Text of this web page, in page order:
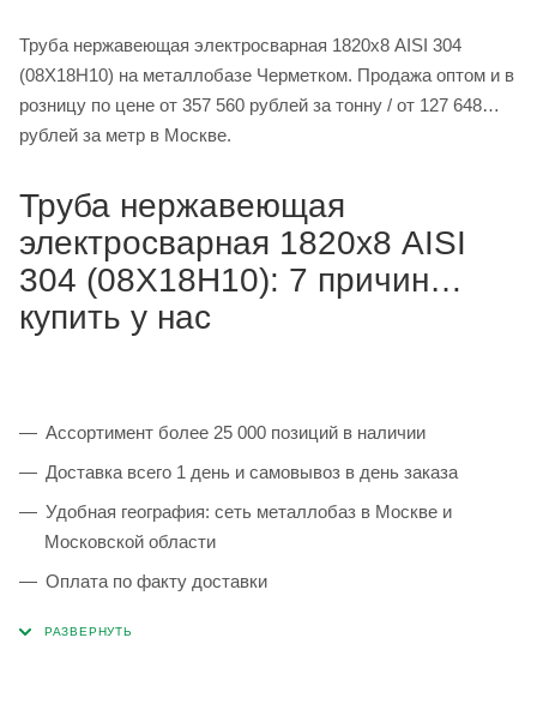
Труба нержавеющая электросварная 1820х8 AISI 304
(08Х18Н10) на металлобазе Черметком. Продажа оптом и в
розницу по цене от 357 560 рублей за тонну / от 127 648
рублей за метр в Москве.
Труба нержавеющая
электросварная 1820х8 AISI
304 (08Х18Н10): 7 причин
купить у нас
Ассортимент более 25 000 позиций в наличии
Доставка всего 1 день и самовывоз в день заказа
Удобная география: сеть металлобаз в Москве и
Московской области
Оплата по факту доставки